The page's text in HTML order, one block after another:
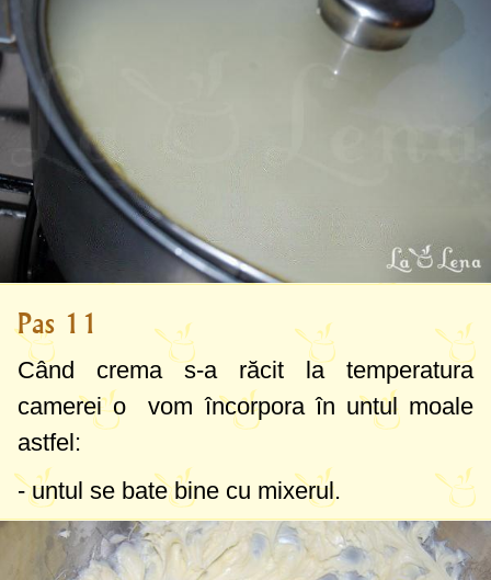
Pas 11
Când crema s-a răcit la temperatura
camerei o vom încorpora în untul moale
astfel:
- untul se bate bine cu mixerul.